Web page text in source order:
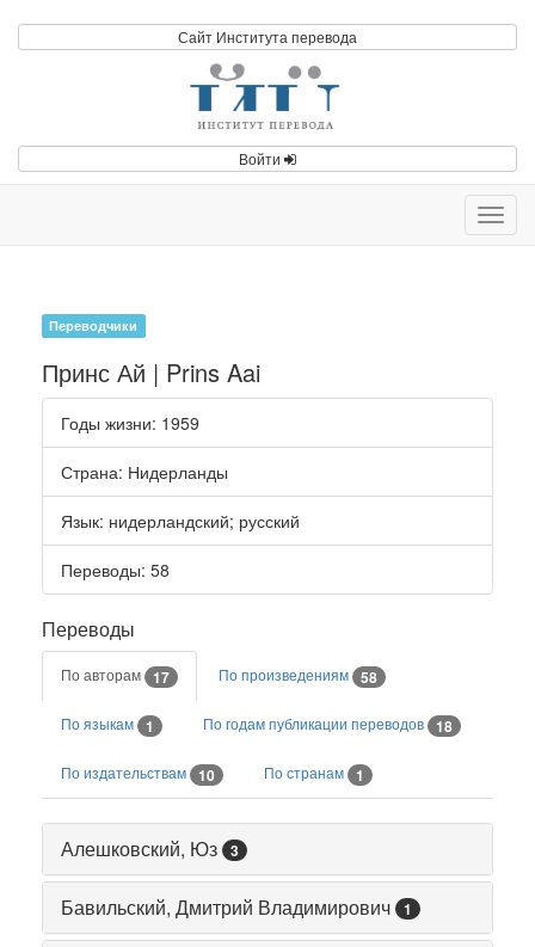
Сайт Института перевода
Войти
Переводчики
Принс Ай | Prins Aai
Годы жизни: 1959
Страна: Нидерланды
Язык: нидерландский; русский
Переводы: 58
Переводы
По авторам 17 По произведениям 58
По языкам 1 По годам публикации переводов 18
По издательствам 10 По странам 1
Алешковский, Юз 3
Бавильский, Дмитрий Владимирович 1